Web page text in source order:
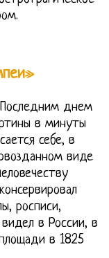
днем
в минуты
себе, в
виде
росписи,
в России, в
в 1825